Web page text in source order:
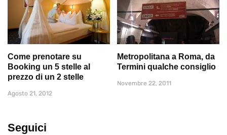
Come prenotare su
Booking un 5 stelle al
prezzo di un 2 stelle
Agosto 21, 2012
Metropolitana a Roma, da
Termini qualche consiglio
Novembre 22, 2011
Seguici